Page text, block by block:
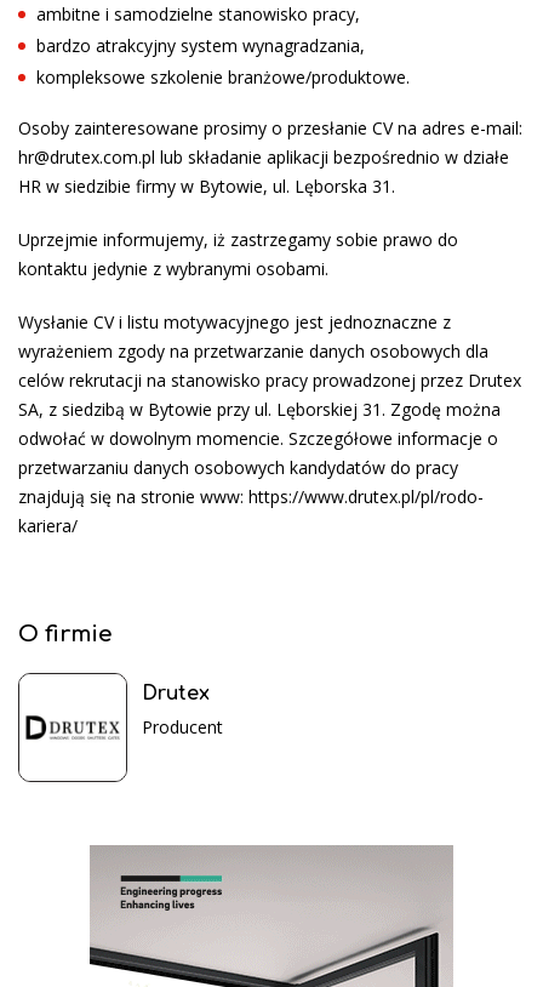
ambitne i samodzielne stanowisko pracy,
bardzo atrakcyjny system wynagradzania,
kompleksowe szkolenie branżowe/produktowe.
Osoby zainteresowane prosimy o przesłanie CV na adres e-mail:
hr@drutex.com.pl lub składanie aplikacji bezpośrednio w działe
HR w siedzibie firmy w Bytowie, ul. Lęborska 31.
Uprzejmie informujemy, iż zastrzegamy sobie prawo do
kontaktu jedynie z wybranymi osobami.
Wysłanie CV i listu motywacyjnego jest jednoznaczne z
wyrażeniem zgody na przetwarzanie danych osobowych dla
celów rekrutacji na stanowisko pracy prowadzonej przez Drutex
SA, z siedzibą w Bytowie przy ul. Lęborskiej 31. Zgodę można
odwołać w dowolnym momencie. Szczegółowe informacje o
przetwarzaniu danych osobowych kandydatów do pracy
znajdują się na stronie www: https://www.drutex.pl/pl/rodo-
kariera/
O firmie
Drutex
Producent